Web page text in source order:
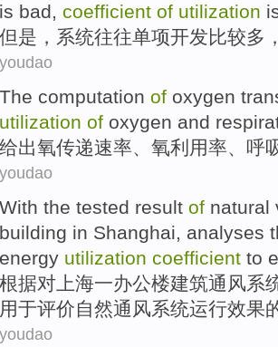
is bad, coefficient of utilization
但是，系统往往单项开发比较多
youdao
The computation of oxygen
utilization of oxygen and
给出氧传递速率、氧利用率、 呼
youdao
With the tested result of natural
building in Shanghai analyses
energy utilization coefficient to
根据对 上海一办公楼建筑通风系
用于评价自然通风系统运行效果
youdao